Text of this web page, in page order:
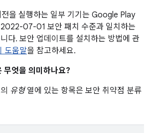
을 실행하는 일부 기기는 Google Play
07-01 보안 패치 수준과 일치하는
다. 보안 업데이트를 설치하는 방법에 관
도움말을 참고하세요.
무엇을 의미하나요?
유형열에 있는 항목은 보안 취약점 분류